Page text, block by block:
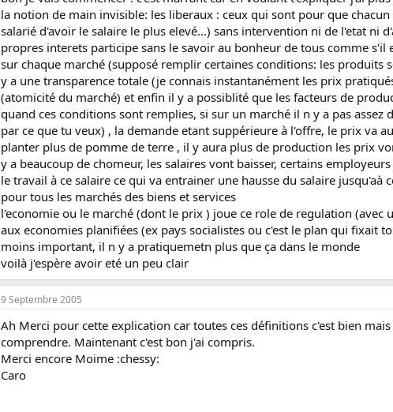
la notion de main invisible: les liberaux : ceux qui sont pour que
salarié d'avoir le salaire le plus elevé...) sans intervention ni de l'etat ni
propres interets participe sans le savoir au bonheur de tous comme
sur chaque marché (supposé remplir certaines conditions: les
y a une transparence totale (je connais instantanément les prix
(atomicité du marché) et enfin il y a possiblité que les facteurs de
quand ces conditions sont remplies, si sur un marché il n y a pas
par ce que tu veux) , la demande etant suppérieure à l'offre, le prix va
planter plus de pomme de terre , il y aura plus de production les prix
y a beaucoup de chomeur, les salaires vont baisser, certains
le travail à ce salaire ce qui va entrainer une hausse du salaire
pour tous les marchés des biens et services
l'economie ou le marché (dont le prix ) joue ce role de regulation
aux economies planifiées (ex pays socialistes ou c'est le plan qui fixait
moins important, il n y a pratiquemetn plus que ça dans le monde
voilà j'espère avoir eté un peu clair
9 Septembre 2005
Ah Merci pour cette explication car toutes ces définitions c'est bien
comprendre. Maintenant c'est bon j'ai compris.
Merci encore Moime :chessy:
Caro